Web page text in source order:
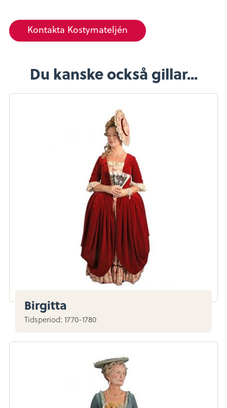
Kontakta Kostymateljén
Du kanske också gillar...
Birgitta
Tidsperiod: 1770-1780